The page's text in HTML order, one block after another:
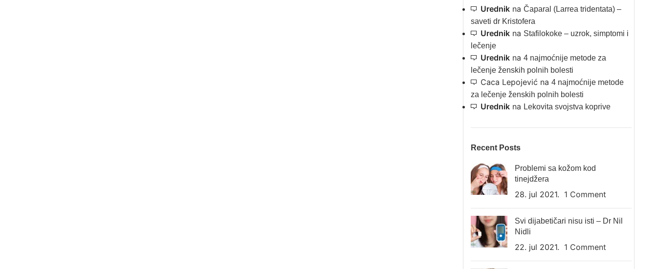
Urednikna Čaparal (Larrea tridentata) –
saveti dr Kristofera
Urednikna Stafilokoke – uzrok, simptomi i
lečenje
Urednikna 4 najmoćnije metode za
lečenje ženskih polnih bolesti
Caca Lepojević na 4 najmoćnije metode
za lečenje ženskih polnih bolesti
Urednikna Lekovita svojstva koprive
Recent Posts
Problemi sa kožom kod
tinejdžera
28. jul 2021. 1 Comment
Svi dijabetičari nisu isti – Dr Nil
Nidli
22. jul 2021. 1 Comment